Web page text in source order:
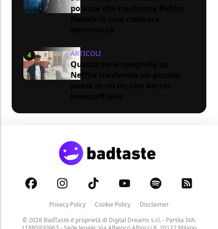
polacca che trasforma Babbo
4 ARTICOLI
Questa serie spagnola su
Netflix trasforma un piccolo
Privacy Policy Cookie Policy
Disclaimer
© 2026 BadTaste.it proprietà di Digital Dreams s.r.l.- Partita IVA: